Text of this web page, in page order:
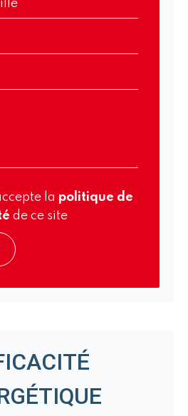
la politique de
de ce site